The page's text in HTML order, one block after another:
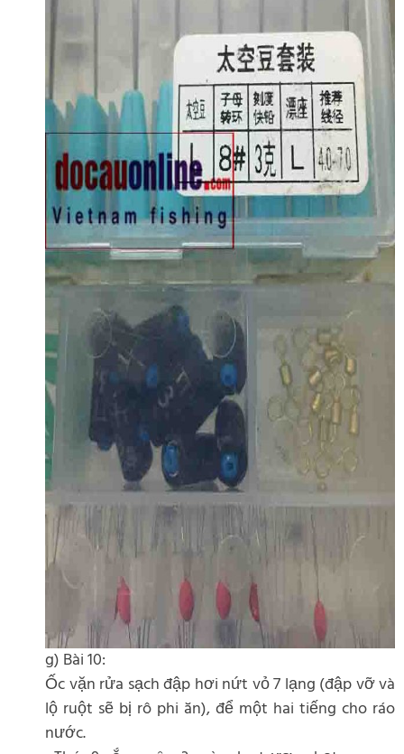
g) Bài 10:
Ốc vặn rửa sạch đập hơi nứt vỏ 7 lạng (đập vỡ và
lộ ruột sẽ bị rô phi ăn), để một hai tiếng cho ráo
nước.